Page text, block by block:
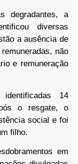
degradantes, a
diversas
a ausência de
não
e remuneração
14
o resgate, o
social e foi
filho.
em